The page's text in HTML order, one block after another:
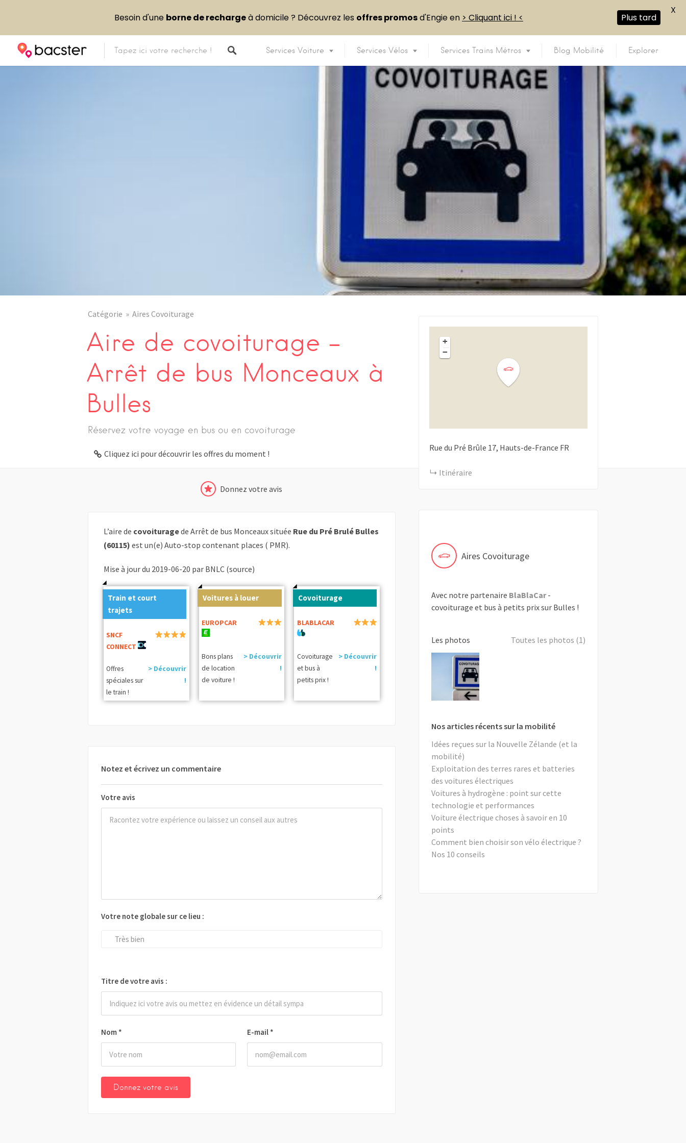
Services Voiture Services Vélos Services Trains Métros Blog Mobilité Explorer
Catégorie Aires Covoiturage
Aire de covoiturage –
Arrêt de bus Monceaux à
Bulles
Réservez votre voyage en bus ou en covoiturage
Cliquez ici pour découvrir les offres du moment !
Donnez votre avis
L’aire de covoituragede Arrêt de bus Monceaux située Rue du Pré Brulé Bulles
(60115) est un(e) Auto-stop contenant places ( PMR).
Mise à jour du 2019-06-20 par BNLC (source)
Train et court
trajets
SNCF
CONNECT
Offres
spéciales sur
le train !
> Découvrir
!
Voitures à louer
EUROPCAR
Bons plans
de location
de voiture !
> Découvrir
!
Covoiturage
BLABLACAR
Covoiturage
et bus à
petits prix !
> Découvrir
!
Notez et écrivez un commentaire
Votre avis
Nom * E-mail *
Votre note globale sur ce lieu :
Très bien
Titre de votre avis :
+
−
Rue du Pré Brûle 17 Hauts-de-France FR
Itinéraire
Aires Covoiturage
Avec notre partenaire BlaBlaCar-
covoiturage et bus à petits prix sur Bulles !
Les photos Toutes les photos (1)
Nos articles récents sur la mobilité
Idées reçues sur la Nouvelle Zélande (et la
mobilité)
Exploitation des terres rares et batteries
des voitures électriques
Voitures à hydrogène : point sur cette
technologie et performances
Voiture électrique choses à savoir en 10
points
Comment bien choisir son vélo électrique ?
Nos 10 conseils
Besoin d'une borne de rechargeà domicile ? Découvrez les offres promosd'Engie en > Cliquant ici ! < Plus tard
X